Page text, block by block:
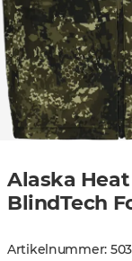
Alaska
BlindTech
Artikelnummer: